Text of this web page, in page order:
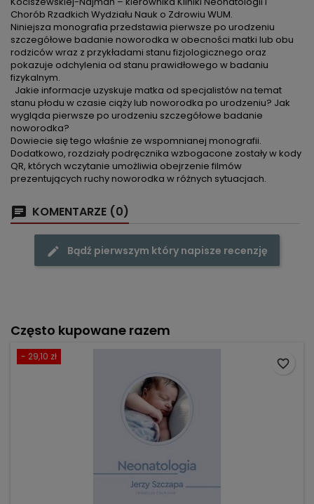
Chorób Rzadkich Wydziału Nauk o Zdrowiu WUM.
Niniejsza monografia przedstawia pierwsze po urodzeniu
szczegółowe badanie noworodka w obecności matki lub obu
rodziców wraz z przykładami stanu fizjologicznego oraz
pokazuje odchylenia od stanu prawidłowego w badaniu
fizykalnym.
Jakie informacje uzyskuje matka od specjalistów na temat
stanu płodu w czasie ciąży lub noworodka po urodzeniu? Jak
wygląda pierwsze po urodzeniu szczegółowe badanie
noworodka?
Dowiecie się tego właśnie ze wspomnianej monografii.
Dodatkowo, rozdziały podręcznika wzbogacone zostały w kody
QR, których wczytanie umożliwia obejrzenie filmów
prezentujących ruchy noworodka w różnych sytuacjach.
KOMENTARZE (0)
Bądź pierwszym który napisze recenzję
Często kupowane razem
- 29,10 zł
favorite_border